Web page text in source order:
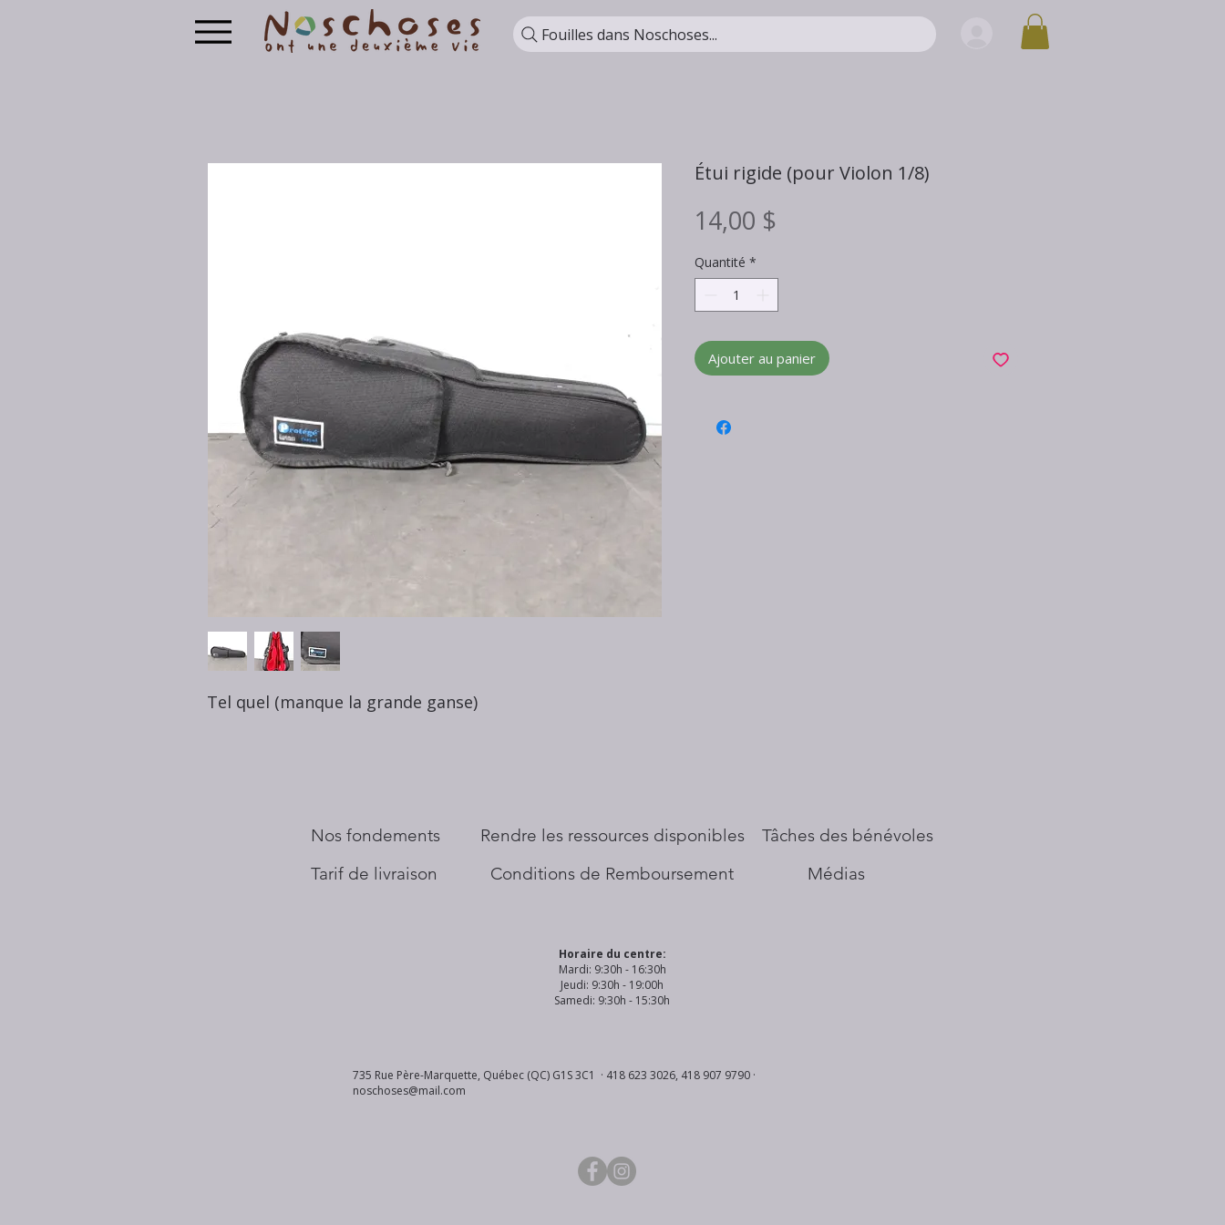
Fouilles dans Noschoses...
Tel quel (manque la grande ganse)
Étui rigide (pour Violon 1/8)
14,00 $
Quantité *
Ajouter au panier
Nos fondements
Tarif de livraison
​Rendre les ressources disponibles
Conditions de Remboursement
Tâches des bénévoles
Médias
Horaire du centre:
Mardi: 9:30h - 16:30h
Jeudi: 9:30h - 19:00h
Samedi: 9:30h - 15:30h
735 Rue Père-Marquette, Québec (QC) G1S 3C1 · 418 623 3026, 418 907 9790 ·
noschoses@mail.com